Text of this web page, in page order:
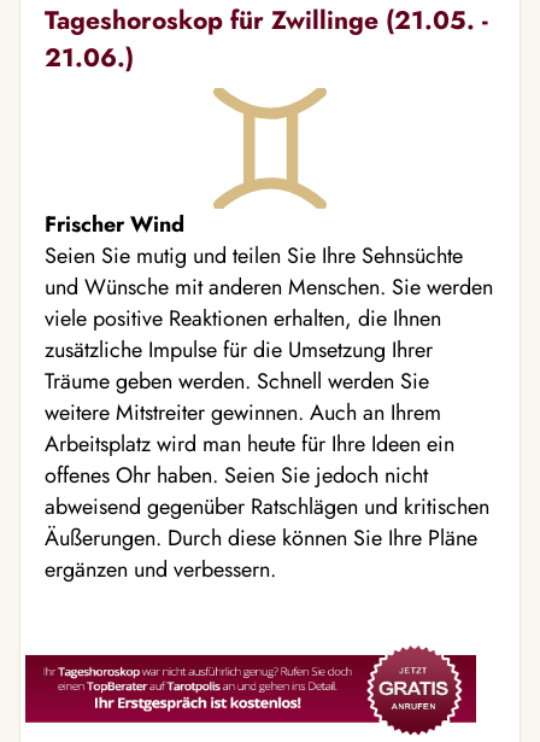
Tageshoroskop für Zwillinge (21.05. -
21.06.)
Frischer Wind
Seien Sie mutig und teilen Sie Ihre Sehnsüchte
und Wünsche mit anderen Menschen. Sie werden
viele positive Reaktionen erhalten, die Ihnen
zusätzliche Impulse für die Umsetzung Ihrer
Träume geben werden. Schnell werden Sie
weitere Mitstreiter gewinnen. Auch an Ihrem
Arbeitsplatz wird man heute für Ihre Ideen ein
offenes Ohr haben. Seien Sie jedoch nicht
abweisend gegenüber Ratschlägen und kritischen
Äußerungen. Durch diese können Sie Ihre Pläne
ergänzen und verbessern.